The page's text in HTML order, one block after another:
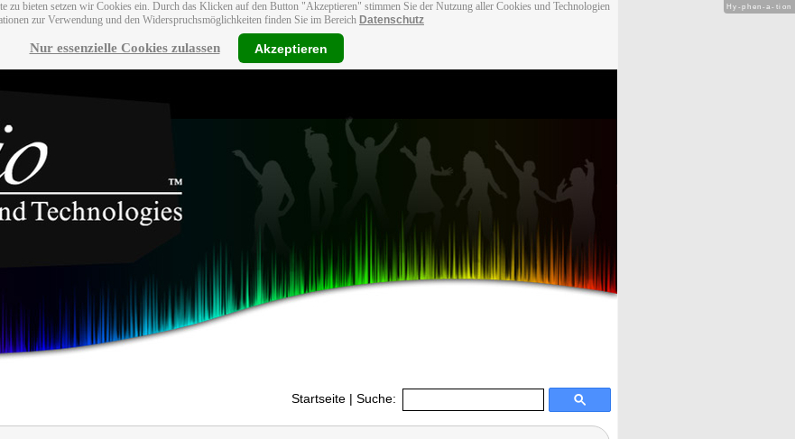
zu bieten setzen wir Cookies ein. Durch das Klicken auf den Button "Akzeptieren" stimmen Sie der Nutzung aller Cookies und Technologien
zur Verwendung und den Widerspruchsmöglichkeiten finden Sie im Bereich Datenschutz
Nur essenzielle Cookies zulassen Akzeptieren
Startseite | Suche:
Hy-phen-a-tion